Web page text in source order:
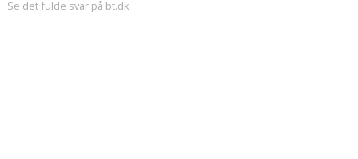
Se det fulde svar på bt.dk